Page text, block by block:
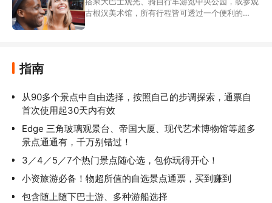
古根汉美术馆，所有行程皆可透过一个便利的
指南
从90多个景点中自由选择，按照自己的步调探索，通票自
首次使用起30天内有效
Edge 三角玻璃观景台、帝国大厦、现代艺术博物馆等超多
景点通通有，千万别错过！
3／4／5／7个热门景点随心选，包你玩得开心！
小资旅游必备！物超所值的自选景点通票，买到赚到
包含随上随下巴士游、多种游船选择